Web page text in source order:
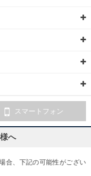
スマートフォン
へ
合、下記の可能性がござい